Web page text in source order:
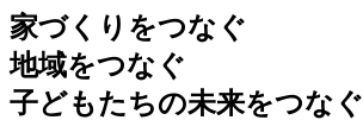
家づくりをつなぐ
地域をつなぐ
子どもたちの未来をつなぐ